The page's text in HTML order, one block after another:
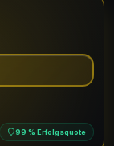
99 % Erfolgsquote